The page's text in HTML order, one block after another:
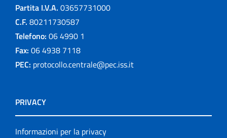
Partita I.V.A. 03657731000
C.F. 80211730587
Telefono: 06 4990 1
Fax: 06 4938 7118
PEC: protocollo.centrale@pec.iss.it
PRIVACY
Informazioni per la privacy